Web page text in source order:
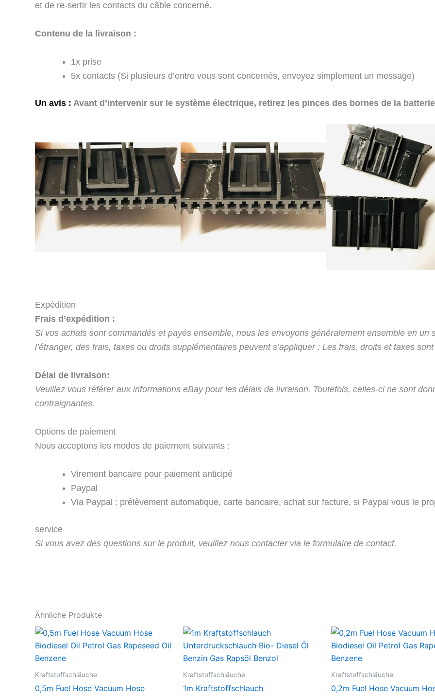
et de re-sertir les contacts du câble concerné.
Contenu de la livraison :
1x prise
5x contacts (Si plusieurs d’entre vous sont concernés, envoyez simplement un message)
Un avis : Avant d’intervenir sur le système électrique, retirez les pinces des bornes de la
Expédition
Frais d’expédition :
Si vos achats sont commandés et payés ensemble, nous les envoyons généralement ensemble en un
l’étranger, des frais, taxes ou droits supplémentaires peuvent s’appliquer : Les frais, droits et taxes
Délai de livraison:
Veuillez vous référer aux informations eBay pour les délais de livraison. Toutefois, celles-ci ne sont
contraignantes.
Options de paiement
Nous acceptons les modes de paiement suivants :
Virement bancaire pour paiement anticipé
Paypal
Via Paypal : prélèvement automatique, carte bancaire, achat sur facture, si Paypal vous le
service
Si vous avez des questions sur le produit, veuillez nous contacter via le formulaire de contact.
Ähnliche Produkte
Kraftstoffschläuche
0,5m Fuel Hose Vacuum Hose
Kraftstoffschläuche
1m Kraftstoffschlauch
Kraftstoffschläuche
0,2m Fuel Hose Vacuum